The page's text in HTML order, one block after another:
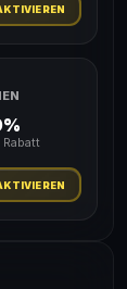
Rabatt